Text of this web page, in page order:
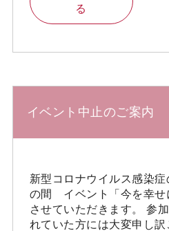
る
イベント中止のご案内
新型コロナウイルス感染
の間 イベント「今を幸せ
させていただきます。 参
れていた方には大変申し